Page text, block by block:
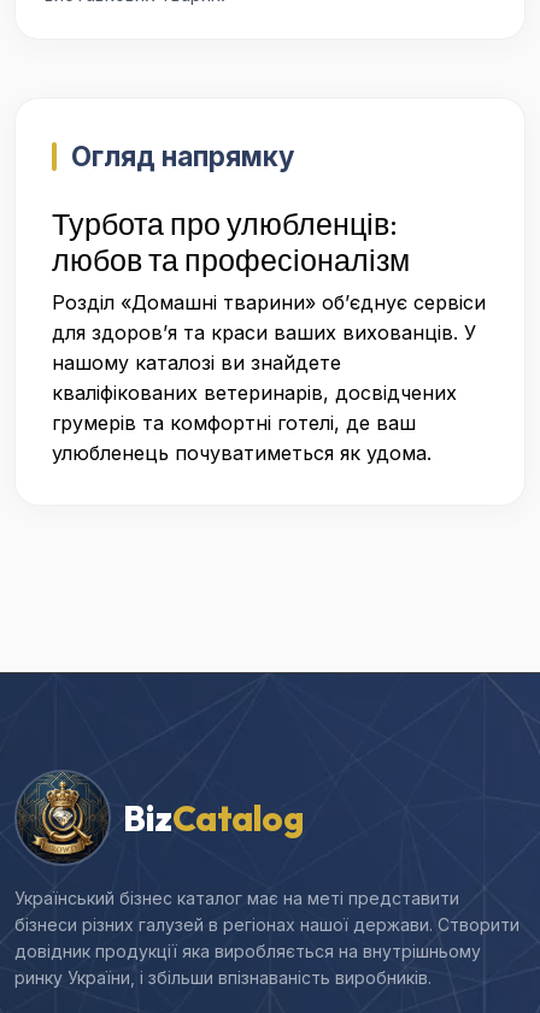
Огляд напрямку
Турбота про улюбленців:
любов та професіоналізм
Розділ «Домашні тварини» об’єднує сервіси
для здоров’я та краси ваших вихованців. У
нашому каталозі ви знайдете
кваліфікованих ветеринарів, досвідчених
грумерів та комфортні готелі, де ваш
улюбленець почуватиметься як удома.
BizCatalog
Український бізнес каталог має на меті представити
бізнеси різних галузей в регіонах нашої держави. Створити
довідник продукції яка виробляється на внутрішньому
ринку України, і збільши впізнаваність виробників.